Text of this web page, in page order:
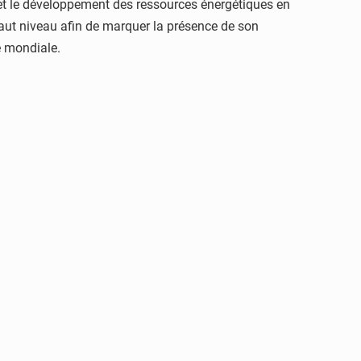
développement des ressources énergétiques en
niveau afin de marquer la présence de son
mondiale.